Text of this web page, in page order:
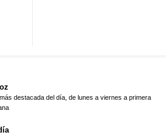
destacada del día, de lunes a viernes a primera